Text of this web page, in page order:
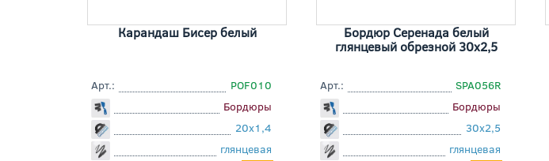
Карандаш Бисер белый
Арт.:
POF010
Бордюры
20x1,4
глянцевая
Бордюр Серенада белый
глянцевый обрезной 30x2,5
Арт.:
SPA056R
Бордюры
30x2,5
глянцевая